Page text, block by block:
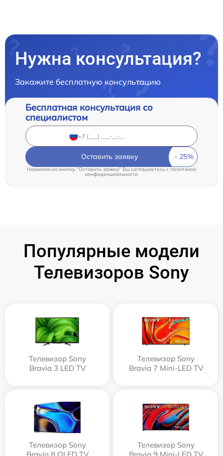
Нужна консультация?
Закажите бесплатную консультацию
Бесплатная консультация со
специалистом
Оставить заявку
Нажимая на кнопку "Оставить заявку" Вы соглашаетесь c политикой
конфиденциальности
Популярные модели
Телевизоров Sony
Телевизор Sony
Bravia 3 LED TV
Телевизор Sony
Bravia 7 Mini-LED TV
Телевизор Sony
Телевизор Sony